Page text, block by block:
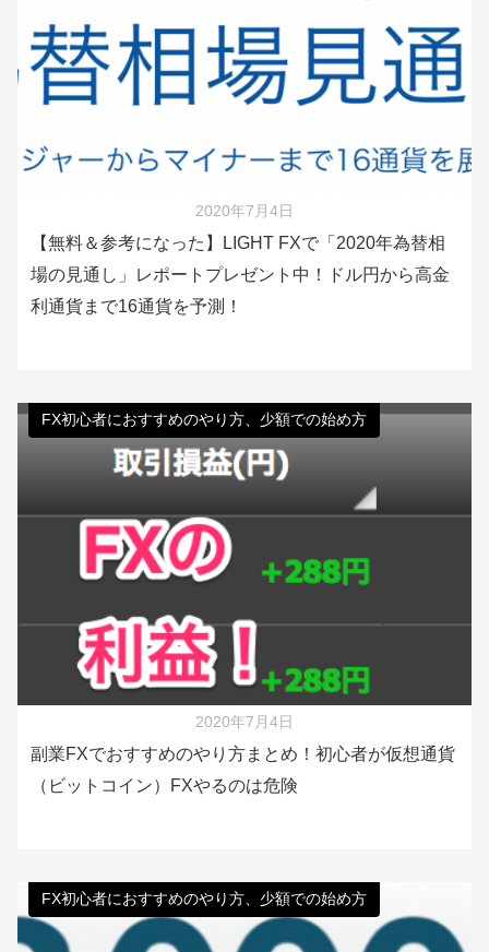
2020年7月4日
【無料＆参考になった】LIGHT FXで「2020年為替相
場の見通し」レポートプレゼント中！ドル円から高金
利通貨まで16通貨を予測！
FX初心者におすすめのやり方、少額での始め方
2020年7月4日
副業FXでおすすめのやり方まとめ！初心者が仮想通貨
（ビットコイン）FXやるのは危険
FX初心者におすすめのやり方、少額での始め方